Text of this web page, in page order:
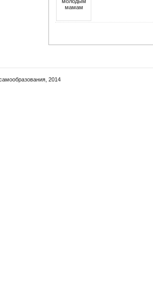
2014